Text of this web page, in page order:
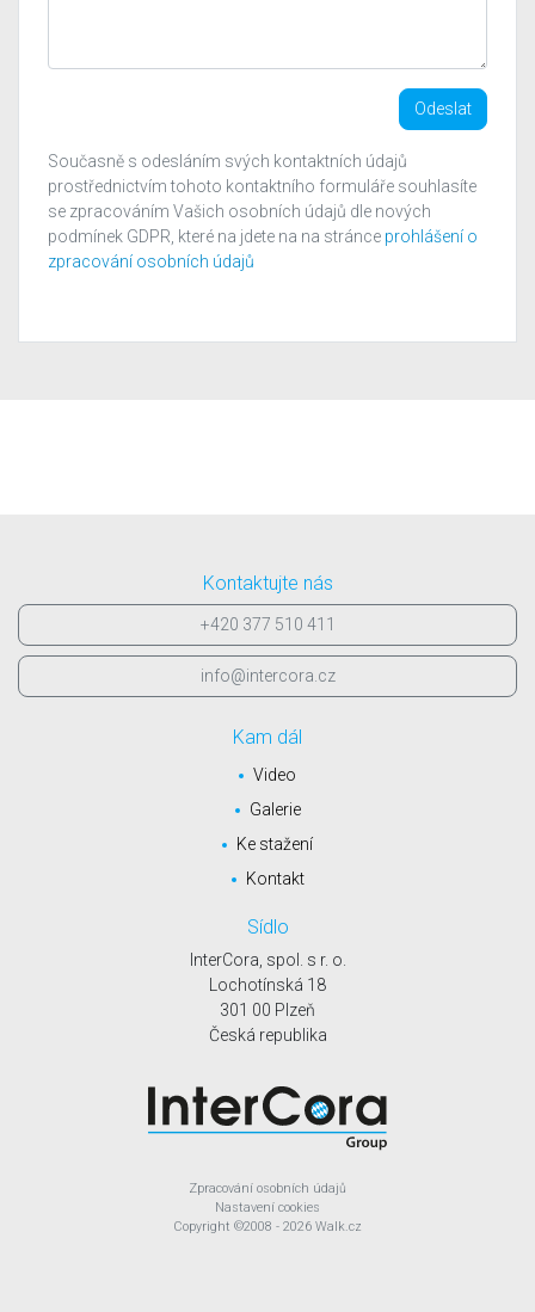
Odeslat
Současně s odesláním svých kontaktních údajů
prostřednictvím tohoto kontaktního formuláře souhlasíte
se zpracováním Vašich osobních údajů dle nových
podmínek GDPR, které na jdete na na stránce prohlášení o
zpracování osobních údajů
Kontaktujte nás
+420 377 510 411
info@intercora.cz
Kam dál
Video
Galerie
Ke stažení
Kontakt
Sídlo
InterCora, spol. s r. o.
Lochotínská 18
301 00 Plzeň
Česká republika
Zpracování osobních údajů
Nastavení cookies
Copyright ©2008 - 2026 Walk.cz